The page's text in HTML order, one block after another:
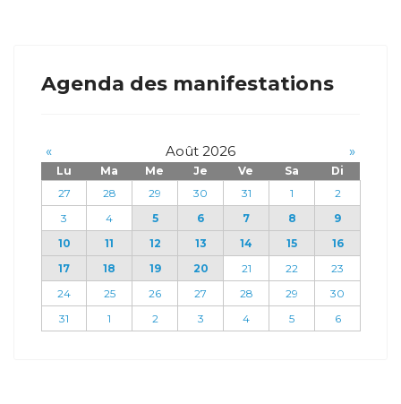
Agenda des manifestations
« Août 2026 »
Lu Ma Me Je Ve Sa
Di
27
28 29 30 31 1
2
3
4 5 6 7 8
9
10
11 12 13 14 15
16
17
18 19 20 21 22
23
24
25 26 27 28 29
30
31
1 2 3 4 5 6